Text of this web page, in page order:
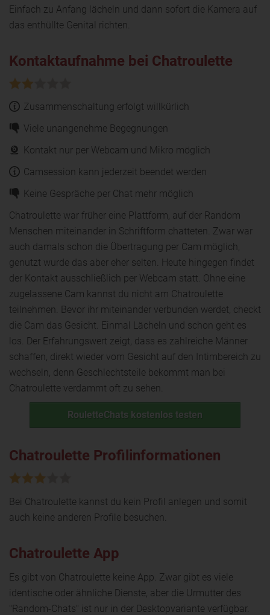
Einfach zu Anfang lächeln und dann sofort die Kamera auf
das enthüllte Genital richten.
Kontaktaufnahme bei Chatroulette
Zusammenschaltung erfolgt willkürlich
Viele unangenehme Begegnungen
Kontakt nur per Webcam und Mikro möglich
Camsession kann jederzeit beendet werden
Keine Gespräche per Chat mehr möglich
Chatroulette war früher eine Plattform, auf der Random
Menschen miteinander in Schriftform chatteten. Zwar war
auch damals schon die Übertragung per Cam möglich,
genutzt wurde das aber eher selten. Heute hingegen findet
der Kontakt ausschließlich per Webcam statt. Ohne eine
zugelassene Cam kannst du nicht am Chatroulette
teilnehmen. Bevor ihr miteinander verbunden werdet, checkt
die Cam das Gesicht. Einmal Lächeln und schon geht es
los. Der Erfahrungswert zeigt, dass es zahlreiche Männer
schaffen, direkt wieder vom Gesicht auf den Intimbereich zu
wechseln, denn Geschlechtsteile bekommt man bei
Chatroulette verdammt oft zu sehen.
RouletteChats kostenlos testen
Chatroulette Profilinformationen
Bei Chatroulette kannst du kein Profil anlegen und somit
auch keine anderen Profile besuchen.
Chatroulette App
Es gibt von Chatroulette keine App. Zwar gibt es viele
identische oder ähnliche Dienste, aber die Urmutter des
"Random-Chats" ist nur in der Desktopvariante verfügbar.